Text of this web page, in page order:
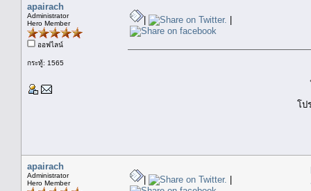
apairach
Administrator
Hero Member
ออฟไลน์
กระทู้: 1565
| |
โป
apairach
Administrator
Hero Member
| |